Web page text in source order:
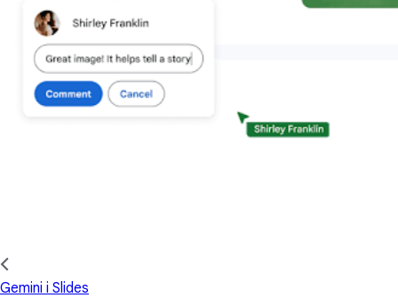
Gemini i Slides